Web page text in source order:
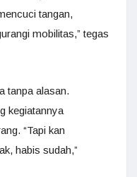
tangan,
mobilitas,” tegas
tanpa alasan.
kegiatannya
“Tapi kan
habis sudah,”